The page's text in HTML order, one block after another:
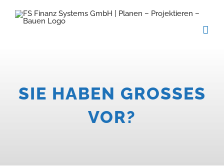
Zum
SIE HABEN GROSSES
VOR?